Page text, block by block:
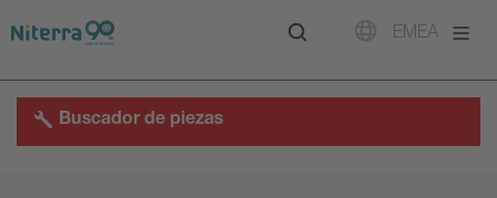
to
to
to
EMEA
Buscador de piezas